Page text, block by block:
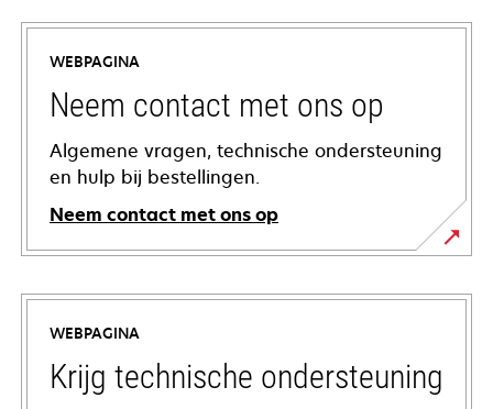
WEBPAGINA
Neem contact met ons op
Algemene vragen, technische ondersteuning
en hulp bij bestellingen.
Neem contact met ons op
WEBPAGINA
Krijg technische ondersteuning